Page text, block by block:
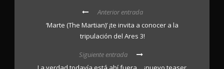
Anterior entrada
‘Marte (The Martian)’ ¡te invita a conocer a la
tripulación del Ares 3!
Siguiente entrada